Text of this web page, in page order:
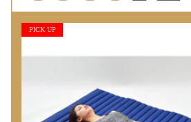
PICK UP